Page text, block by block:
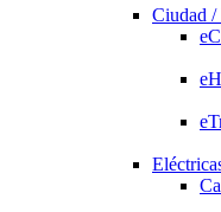
Ciudad